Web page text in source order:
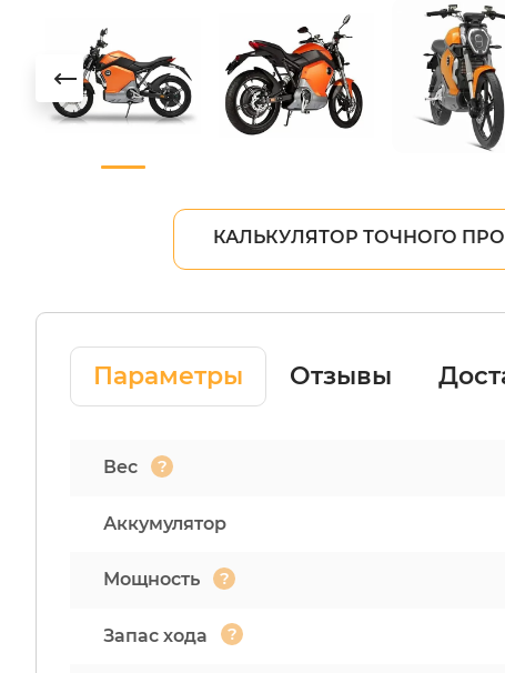
КАЛЬКУЛЯТОР ТОЧНОГО
Параметры Отзывы
Вес ?
Аккумулятор
Мощность ?
Запас хода ?